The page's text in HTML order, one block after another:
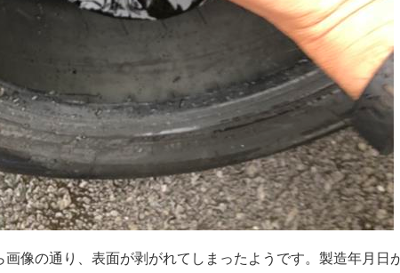
像の通り、表面が剥がれてしまったようです。製造年月日